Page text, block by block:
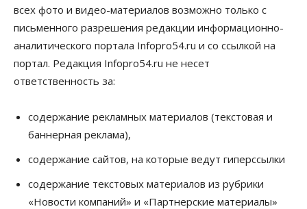
07 Августа 2026, 16:00
Общество Право&Порядок
Роспотребнадзор изъял почти полторы тонны
мяса в Новосибирской области
Расходы новосибирцев на спорт выросли на 40%
за полгода
07 Августа 2026, 14:35
07 Августа 2026, 14:00
всех фото и видео-материалов возможно только с
письменного разрешения редакции информационно-
аналитического портала Infopro54.ru и со ссылкой на
портал. Редакция Infopro54.ru не несет
ответственность за:
содержание рекламных материалов (текстовая и
баннерная реклама),
содержание сайтов, на которые ведут гиперссылки
содержание текстовых материалов из рубрики
«Новости компаний» и «Партнерские материалы»